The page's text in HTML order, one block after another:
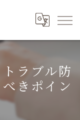
ラブル防
きポイン